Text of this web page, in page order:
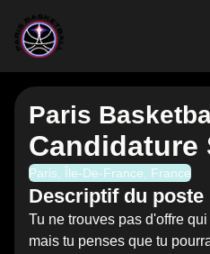
Paris
Candidature
Paris, Île-De-France, France
Descriptif du poste
Tu ne trouves pas d'offre
mais tu penses que tu